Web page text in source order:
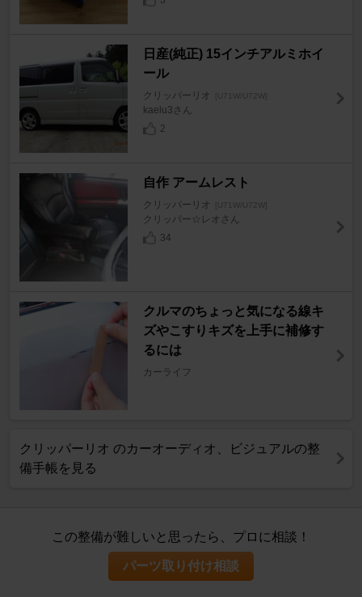
日産(純正) 15インチアルミホイ
ール
クリッパーリオ [U71W/U72W]
kaelu3さん
2
自作 アームレスト
クリッパーリオ [U71W/U72W]
クリッパー☆レオさん
34
クルマのちょっと気になる線キ
ズやこすりキズを上手に補修す
るには
カーライフ
クリッパーリオ のカーオーディオ、ビジュアルの整
備手帳を見る
この整備が難しいと思ったら、プロに相談！
パーツ取り付け相談